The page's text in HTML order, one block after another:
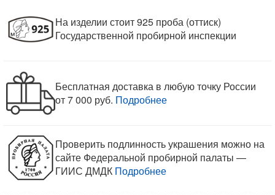
На изделии стоит 925 проба (оттиск)
Государственной пробирной инспекции
Бесплатная доставка в любую точку России
от 7 000 руб. Подробнее
Проверить подлинность украшения можно на
сайте Федеральной пробирной палаты —
ГИИС ДМДК Подробнее